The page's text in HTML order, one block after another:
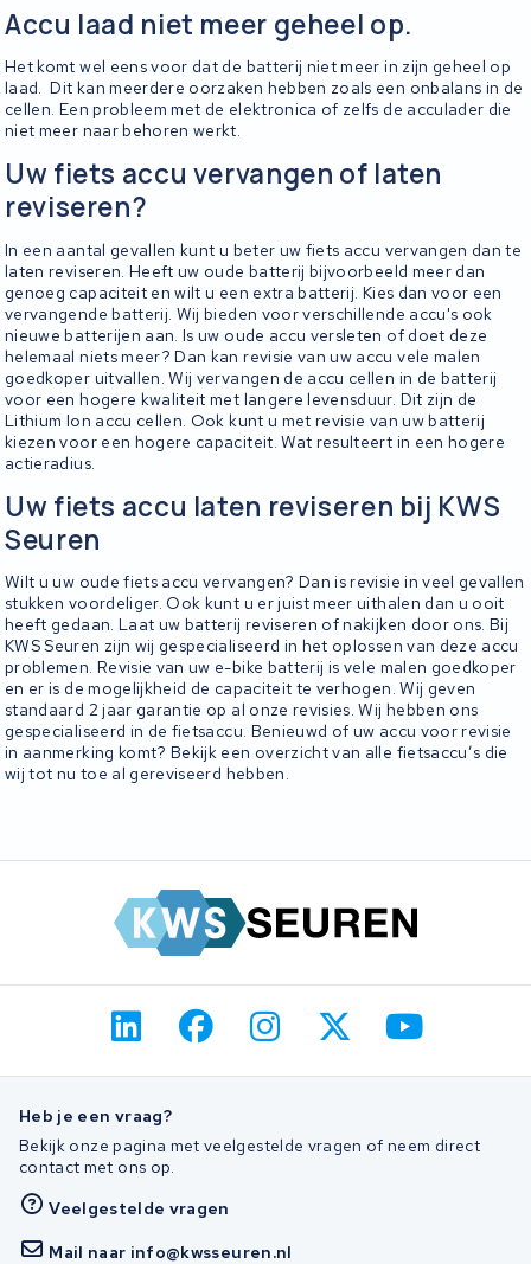
Accu laad niet meer geheel op.
Het komt wel eens voor dat de batterij niet meer in zijn geheel op
laad. Dit kan meerdere oorzaken hebben zoals een onbalans in de
cellen. Een probleem met de elektronica of zelfs de acculader die
niet meer naar behoren werkt.
Uw fiets accu vervangen of laten
reviseren?
In een aantal gevallen kunt u beter uw fiets accu vervangen dan te
laten reviseren. Heeft uw oude batterij bijvoorbeeld meer dan
genoeg capaciteit en wilt u een extra batterij. Kies dan voor een
vervangende batterij. Wij bieden voor verschillende accu's ook
nieuwe batterijen aan. Is uw oude accu versleten of doet deze
helemaal niets meer? Dan kan revisie van uw accu vele malen
goedkoper uitvallen. Wij vervangen de accu cellen in de batterij
voor een hogere kwaliteit met langere levensduur. Dit zijn de
Lithium Ion accu cellen. Ook kunt u met revisie van uw batterij
kiezen voor een hogere capaciteit. Wat resulteert in een hogere
actieradius.
Uw fiets accu laten reviseren bij KWS
Seuren
Wilt u uw oude fiets accu vervangen? Dan is revisie in veel gevallen
stukken voordeliger. Ook kunt u er juist meer uithalen dan u ooit
heeft gedaan. Laat uw batterij reviseren of nakijken door ons. Bij
KWS Seuren zijn wij gespecialiseerd in het oplossen van deze accu
problemen. Revisie van uw e-bike batterij is vele malen goedkoper
en er is de mogelijkheid de capaciteit te verhogen. Wij geven
standaard 2 jaar garantie op al onze revisies. Wij hebben ons
gespecialiseerd in de fietsaccu. Benieuwd of uw accu voor revisie
in aanmerking komt? Bekijk een overzicht van alle fietsaccu’s die
wij tot nu toe al gereviseerd hebben.
Heb je een vraag?
Bekijk onze pagina met veelgestelde vragen of neem direct
contact met ons op.
Veelgestelde vragen
Mail naar info@kwsseuren.nl